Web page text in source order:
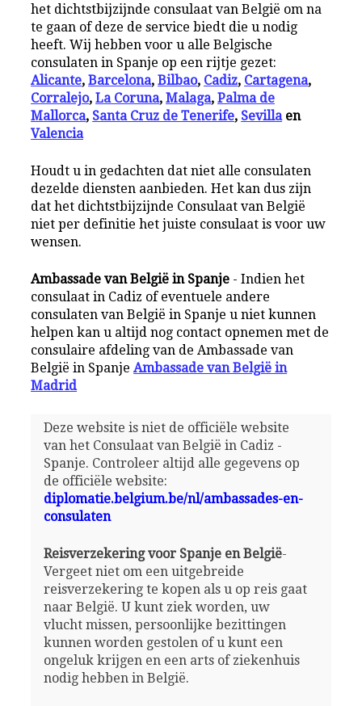
het dichtstbijzijnde consulaat van België om na
te gaan of deze de service biedt die u nodig
heeft. Wij hebben voor u alle Belgische
consulaten in Spanje op een rijtje gezet:
Alicante,Barcelona,Bilbao, Cadiz, Cartagena,
Corralejo,La Coruna,Malaga,Palma de
Mallorca, Santa Cruz de Tenerife, Sevillaen
Valencia
Houdt u in gedachten dat niet alle consulaten
dezelde diensten aanbieden. Het kan dus zijn
dat het dichtstbijzijnde Consulaat van België
niet per definitie het juiste consulaat is voor uw
wensen.
Ambassade van België in Spanje - Indien het
consulaat in Cadiz of eventuele andere
consulaten van België in Spanje u niet kunnen
helpen kan u altijd nog contact opnemen met de
consulaire afdeling van de Ambassade van
België in Spanje Ambassade van België in
Madrid
Deze website is niet de officiële website
van het Consulaat van België in Cadiz -
Spanje. Controleer altijd alle gegevens op
de officiële website:
diplomatie.belgium.be/nl/ambassades-en-
consulaten
Reisverzekering voor Spanje en België-
Vergeet niet om een uitgebreide
reisverzekering te kopen als u op reis gaat
naar België. U kunt ziek worden, uw
vlucht missen, persoonlijke bezittingen
kunnen worden gestolen of u kunt een
ongeluk krijgen en een arts of ziekenhuis
nodig hebben in België.